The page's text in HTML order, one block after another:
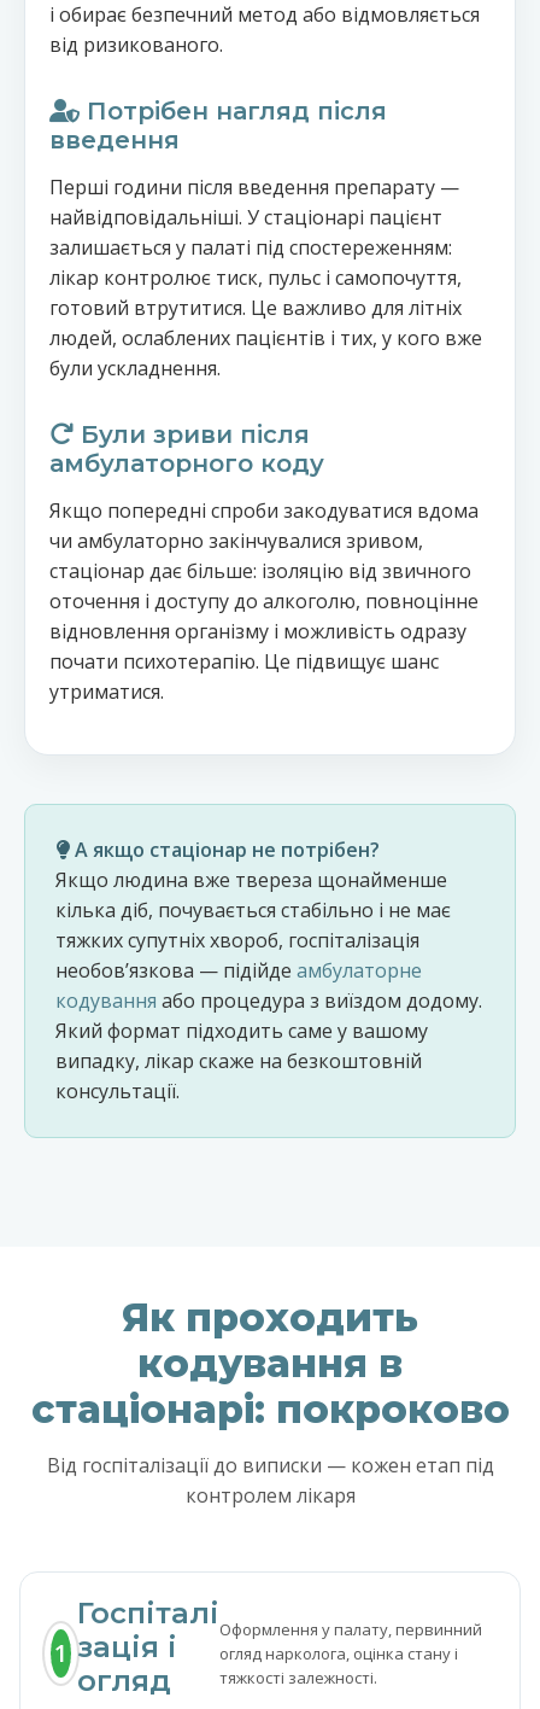
і обирає безпечний метод або відмовляється
від ризикованого.
Потрібен нагляд після
введення
Перші години після введення препарату —
найвідповідальніші. У стаціонарі пацієнт
залишається у палаті під спостереженням:
лікар контролює тиск, пульс і самопочуття,
готовий втрутитися. Це важливо для літніх
людей, ослаблених пацієнтів і тих, у кого вже
були ускладнення.
Були зриви після
амбулаторного коду
Якщо попередні спроби закодуватися вдома
чи амбулаторно закінчувалися зривом,
стаціонар дає більше: ізоляцію від звичного
оточення і доступу до алкоголю, повноцінне
відновлення організму і можливість одразу
почати психотерапію. Це підвищує шанс
утриматися.
А якщо стаціонар не потрібен?
Якщо людина вже тверезa щонайменше
кілька діб, почувається стабільно і не має
тяжких супутніх хвороб, госпіталізація
необовʼязкова — підійде амбулаторне
кодування або процедура з виїздом додому.
Який формат підходить саме у вашому
випадку, лікар скаже на безкоштовній
консультації.
Як проходить
кодування в
стаціонарі: покроково
Від госпіталізації до виписки — кожен етап під
контролем лікаря
1
Госпіталі
зація і
огляд
Оформлення у палату, первинний
огляд нарколога, оцінка стану і
тяжкості залежності.